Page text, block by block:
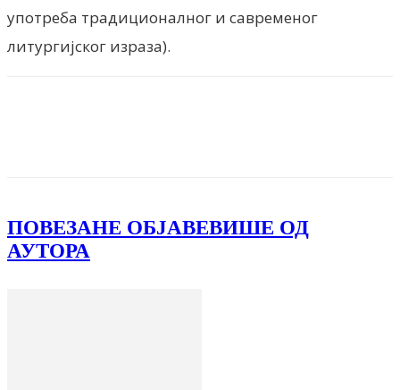
употреба традиционалног и савременог
литургијског израза).
ПОВЕЗАНЕ ОБЈАВЕВИШЕ ОД
АУТОРА